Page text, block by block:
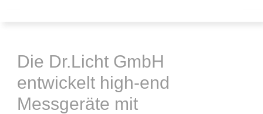
Die Dr.Licht GmbH
entwickelt high-end
Messgeräte mit